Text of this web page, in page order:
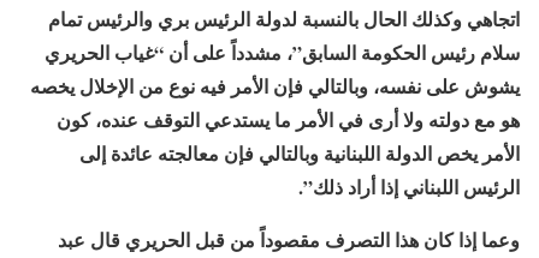
اتجاهي وكذلك الحال بالنسبة لدولة الرئيس بري والرئيس تمام
سلام رئيس الحكومة السابق”، مشدداً على أن “غياب الحريري
يشوش على نفسه، وبالتالي فإن اﻷمر فيه نوع من الإخلال يخصه
هو مع دولته ولا أرى في اﻷمر ما يستدعي التوقف عنده، كون
اﻷمر يخص الدولة اللبنانية وبالتالي فإن معالجته عائدة إلى
الرئيس اللبناني إذا أراد ذلك”.
وعما إذا كان هذا التصرف مقصوداً من قبل الحريري قال عبد